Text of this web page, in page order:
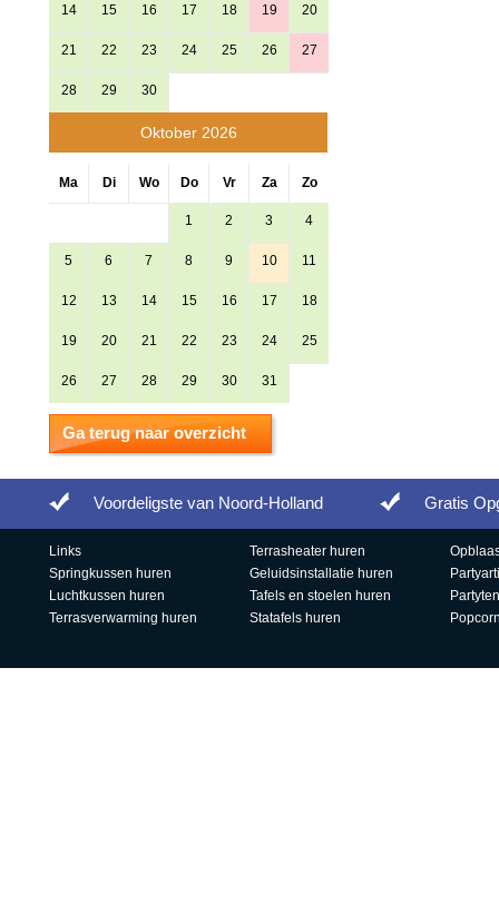
14 15 16 17 18 19 20
21 22 23 24 25 26 27
28 29 30
Oktober 2026
Ma Di Wo Do Vr Za Zo
1 2 3 4
5 6 7 8 9 10 11
12 13 14 15 16 17 18
19 20 21 22 23 24 25
26 27 28 29 30 31
Ga terug naar overzicht
Voordeligste van Noord-Holland Gratis
Links
Springkussen huren
Luchtkussen huren
Terrasverwarming huren
Terrasheater huren
Geluidsinstallatie huren
Tafels en stoelen huren
Statafels huren